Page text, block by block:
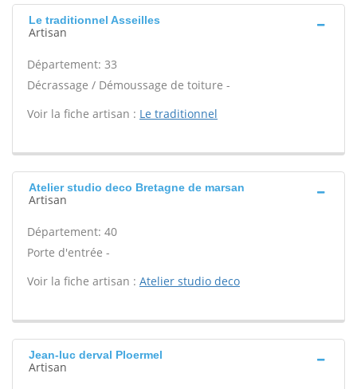
Le traditionnel Asseilles
Artisan
Département: 33
Décrassage / Démoussage de toiture -
Voir la fiche artisan : Le traditionnel
Atelier studio deco Bretagne de marsan
Artisan
Département: 40
Porte d'entrée -
Voir la fiche artisan : Atelier studio deco
Jean-luc derval Ploermel
Artisan